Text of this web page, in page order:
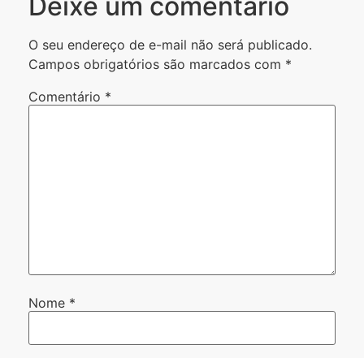
O seu endereço de e-mail não será publicado.
Campos obrigatórios são marcados com *
Comentário *
Nome *